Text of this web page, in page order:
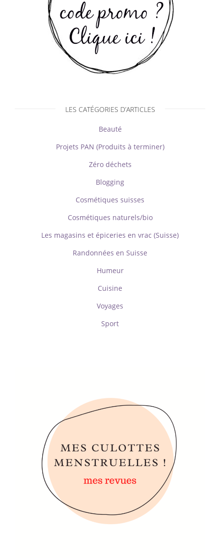
LES CATÉGORIES D’ARTICLES
Beauté
Projets PAN (Produits à terminer)
Zéro déchets
Blogging
Cosmétiques suisses
Cosmétiques naturels/bio
Les magasins et épiceries en vrac (Suisse)
Randonnées en Suisse
Humeur
Cuisine
Voyages
Sport